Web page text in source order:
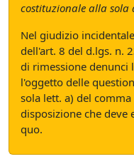
costituzionale alla sola
Nel giudizio
dell'art. 8 del d.lgs. n.
di rimessione denunci
l'oggetto delle
sola lett. a) del
disposizione che deve
quo.